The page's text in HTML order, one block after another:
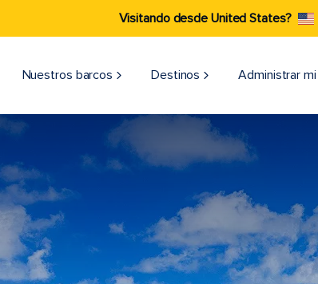
Visitando desde United States?
Nuestros barcos Destinos Administrar